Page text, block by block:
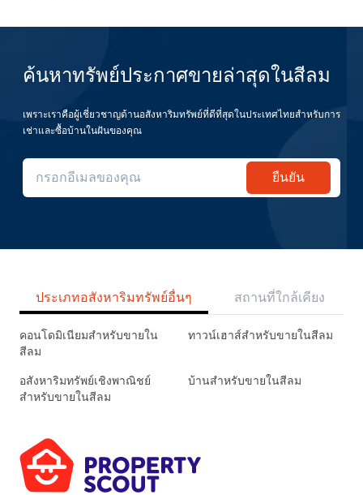
ค้นหาทรัพย์ประกาศขายล่าสุดในสีลม
เพราะเราคือผู้เชี่ยวชาญด้านอสังหาริมทรัพย์ที่ดีที่สุดในประเทศไทยสำหรับการ
เช่าและซื้อบ้านในฝันของคุณ
ยืนยัน
ประเภทอสังหาริมทรัพย์อื่นๆ สถานที่ใกล้เคียง
คอนโดมิเนียมสำหรับขายใน
สีลม
ทาวน์เฮาส์สำหรับขายในสีลม
อสังหาริมทรัพย์เชิงพาณิชย์
สำหรับขายในสีลม
บ้านสำหรับขายในสีลม